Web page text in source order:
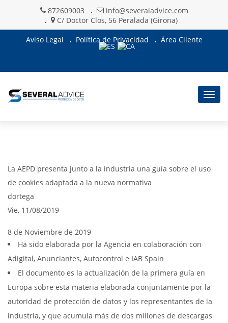
872609003
info@severaladvice.com
C/ Doctor Clos, 56 Peralada (Girona)
Aviso Legal
Política de Privacidad Área Cliente
La AEPD presenta junto a la industria una guía sobre el uso
de cookies adaptada a la nueva normativa
dortega
Vie, 11/08/2019
8 de Noviembre de 2019
Ha sido elaborada por la Agencia en colaboración con
Adigital, Anunciantes, Autocontrol e IAB Spain
El documento es la actualización de la primera guía en
Europa sobre esta materia elaborada conjuntamente por la
autoridad de protección de datos y los representantes de la
industria, y que acumula más de dos millones de descargas